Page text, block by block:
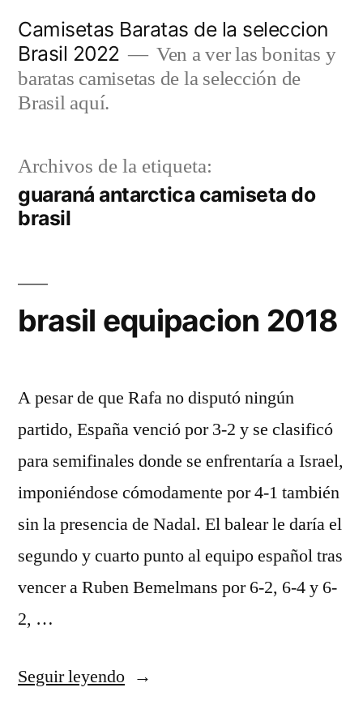
contenido
Camisetas Baratas de la seleccion
Brasil 2022
Ven a ver las bonitas y
baratas camisetas de la selección de
Brasil aquí.
Archivos de la etiqueta:
guaraná antarctica camiseta do
brasil
brasil equipacion 2018
A pesar de que Rafa no disputó ningún
partido, España venció por 3-2 y se clasificó
para semifinales donde se enfrentaría a Israel,
imponiéndose cómodamente por 4-1 también
sin la presencia de Nadal. El balear le daría el
segundo y cuarto punto al equipo español tras
vencer a Ruben Bemelmans por 6-2, 6-4 y 6-
2, …
Seguir leyendo«brasil